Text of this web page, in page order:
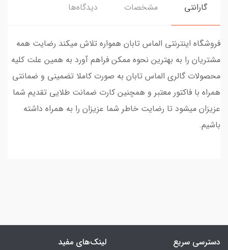
گارانتی مشخصات دیدگاه‌ها
فروشگاه اینترنتی الماس تابان همواره تلاش میکند رضایت همه
مشتریان را به بهترین نحوه ممکن فراهم آورد به همین علت کلیه
محصولات گالری الماس تابان به صورت کاملا تضمینی و ضمانتی
همراه با فاکتور معتبر و همچنین کارت ضمانت طلایی تقدیم شما
عزیزان میشود تا رضایت خاطر شما عزیزان را به همراه داشته
باشیم.
دسترسی سریع لینک‌های مفید